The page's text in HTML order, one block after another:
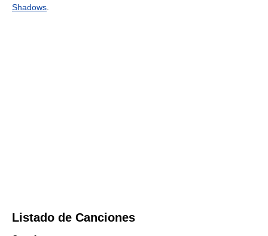
Shadows
Listado de Canciones